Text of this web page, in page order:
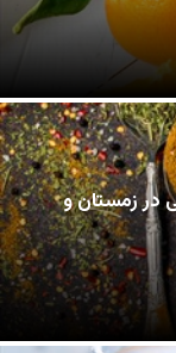
در زمستان و